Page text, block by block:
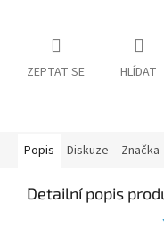
ZEPTAT SE HLÍDAT
Popis Diskuze Značka
Detailní popis